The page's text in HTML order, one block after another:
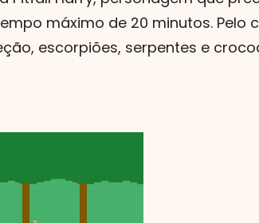
máximo de 20 minutos.
escorpiões, serpentes e